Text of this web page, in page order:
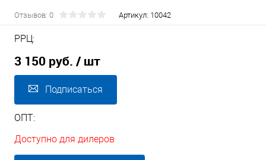
Отзывов: 0 Артикул: 10042
РРЦ:
3 150 руб. / шт
Подписаться
ОПТ:
Доступно для дилеров